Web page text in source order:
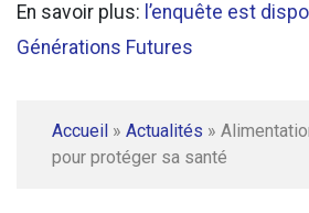
En savoir plus: l’enquête est
Générations Futures
Accueil » Actualités »
pour protéger sa santé